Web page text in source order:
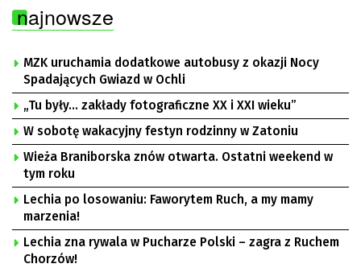
najnowsze
MZK uruchamia dodatkowe autobusy z okazji Nocy
Spadających Gwiazd w Ochli
„Tu były… zakłady fotograficzne XX i XXI wieku”
W sobotę wakacyjny festyn rodzinny w Zatoniu
Wieża Braniborska znów otwarta. Ostatni weekend w
tym roku
Lechia po losowaniu: Faworytem Ruch, a my mamy
marzenia!
Lechia zna rywala w Pucharze Polski – zagra z Ruchem
Chorzów!